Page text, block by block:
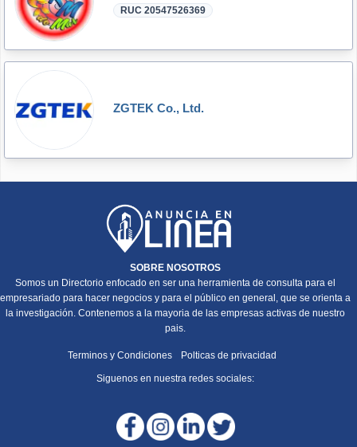
RUC 20547526369
ZGTEK Co., Ltd.
SOBRE NOSOTROS
Somos un Directorio enfocado en ser una herramienta de consulta para el
empresariado para hacer negocios y para el público en general, que se orienta a
la investigación. Contenemos a la mayoria de las empresas activas de nuestro
pais.
Terminos y Condiciones Polticas de privacidad
Siguenos en nuestra redes sociales: